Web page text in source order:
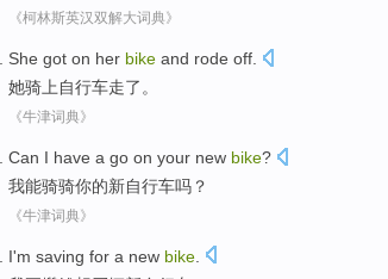
《柯林斯英汉双解大词典》
She got on her bike and rode off.
她骑上 自行车走了。
《牛津词典》
Can I have a go on your new bike?
我能骑骑你的新自行车吗？
《牛津词典》
I'm saving for a new bike